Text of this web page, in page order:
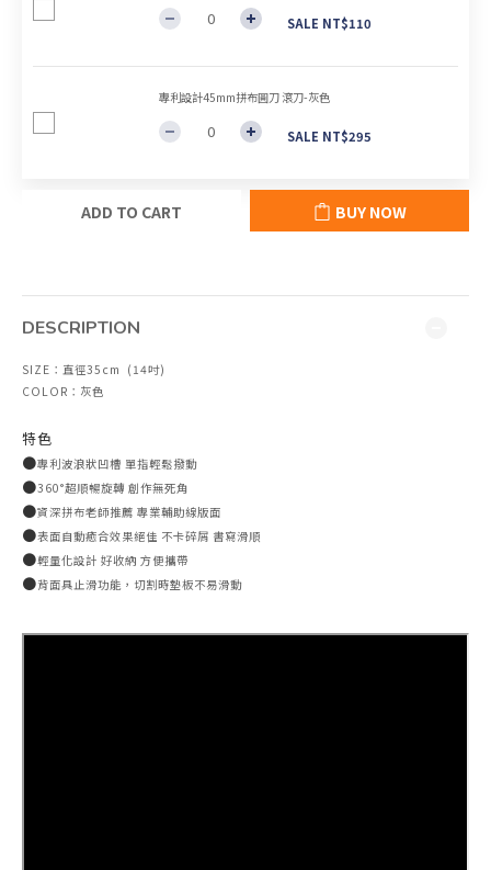
SALE NT$110
專利設計45mm拼布圓刀 滾刀-灰色
SALE NT$295
ADD TO CART BUY NOW
DESCRIPTION
SIZE：直徑35cm (14吋)
COLOR：灰色
特色
●專利波浪狀凹槽 單指輕鬆撥動
●360°超順暢旋轉 創作無死角
●資深拼布老師推薦 專業輔助線版面
●表面自動癒合效果絕佳 不卡碎屑 書寫滑順
●輕量化設計 好收納 方便攜帶
●背面具止滑功能，切割時墊板不易滑動